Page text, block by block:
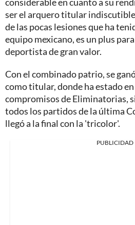
ser el arquero titular
de las pocas lesiones que ha
equipo mexicano, es un plus
deportista de gran valor.
Con el combinado patrio, se
como titular, donde ha estado
compromisos de Eliminatorias,
todos los partidos de la última
llegó a la final con la 'tricolor'.
PUBLICIDAD